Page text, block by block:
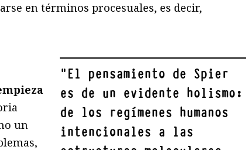
en términos procesuales, es decir,
"El pensamiento de Spier
es de un evidente holismo:
de los regímenes humanos
intencionales a las
un